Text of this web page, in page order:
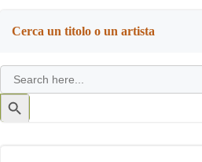
Cerca un titolo o un artista
Search
for:
Search
Button